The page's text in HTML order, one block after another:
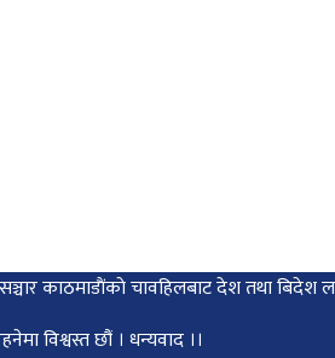
सञ्चार काठमाडाैंकाे चावहिलबाट देश तथा
विश्वस्त छौं । धन्यवाद ।।